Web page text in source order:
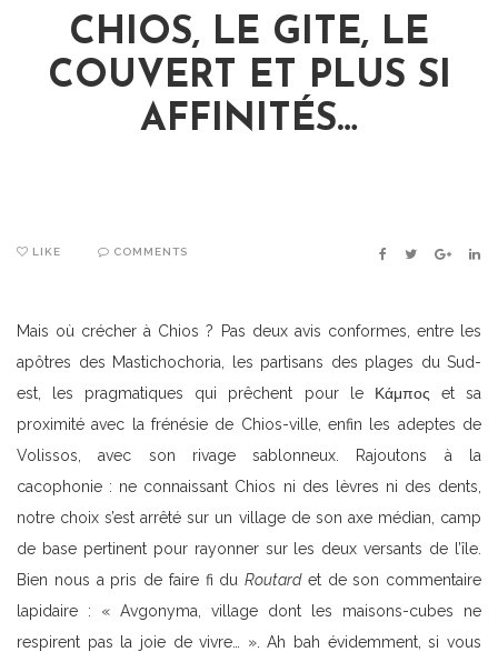
CHIOS, LE GITE, LE
COUVERT ET PLUS SI
AFFINITÉS…
LIKE COMMENTS FACEBOOK
TWITTER
Mais où crécher à Chios ? Pas deux avis conformes, entre les
apôtres des Mastichochoria, les partisans des plages du Sud-
est, les pragmatiques qui prêchent pour le Κάμπος et sa
proximité avec la frénésie de Chios-ville, enfin les adeptes de
Volissos, avec son rivage sablonneux. Rajoutons à la
cacophonie : ne connaissant Chios ni des lèvres ni des dents,
notre choix s’est arrêté sur un village de son axe médian, camp
de base pertinent pour rayonner sur les deux versants de l’île.
Bien nous a pris de faire fi du Routardet de son commentaire
lapidaire : « Avgonyma, village dont les maisons-cubes ne
respirent pas la joie de vivre… ». Ah bah évidemment, si vous